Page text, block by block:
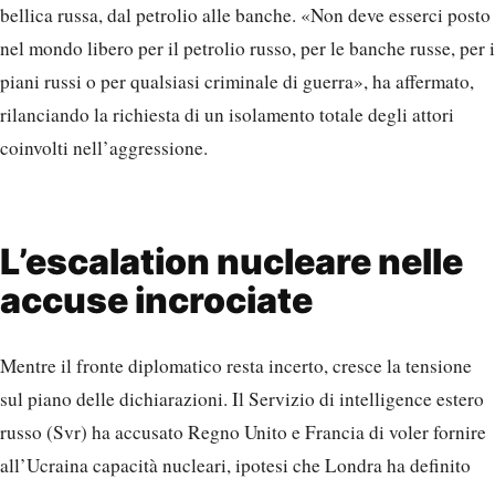
bellica russa, dal petrolio alle banche. «Non deve esserci posto
nel mondo libero per il petrolio russo, per le banche russe, per i
piani russi o per qualsiasi criminale di guerra», ha affermato,
rilanciando la richiesta di un isolamento totale degli attori
coinvolti nell’aggressione.
L’escalation nucleare nelle
accuse incrociate
Mentre il fronte diplomatico resta incerto, cresce la tensione
sul piano delle dichiarazioni. Il Servizio di intelligence estero
russo (Svr) ha accusato Regno Unito e Francia di voler fornire
all’Ucraina capacità nucleari, ipotesi che Londra ha definito